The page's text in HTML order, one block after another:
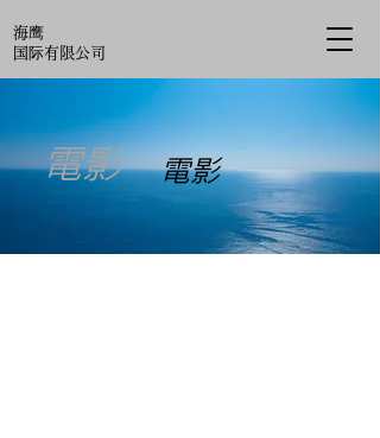
海鹰
国际有限公司
電影 電影